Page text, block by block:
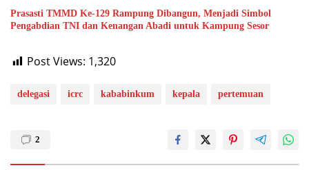
Prasasti TMMD Ke-129 Rampung Dibangun, Menjadi Simbol
Pengabdian TNI dan Kenangan Abadi untuk Kampung Sesor
Post Views: 1,320
delegasi icrc kababinkum kepala pertemuan
2